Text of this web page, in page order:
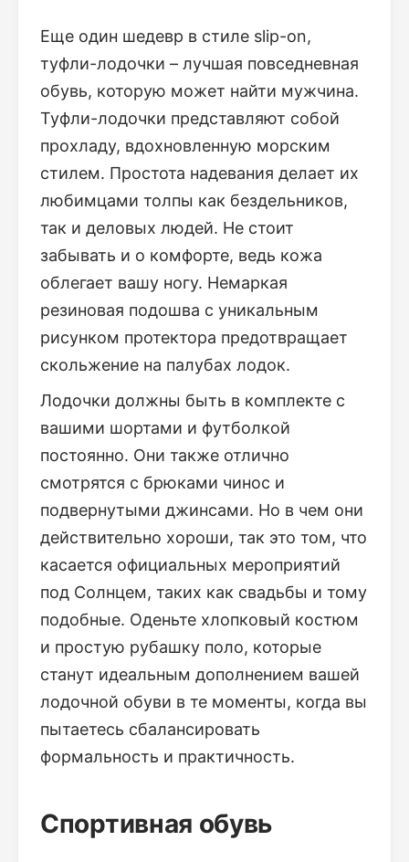
Еще один шедевр в стиле slip-on,
туфли-лодочки – лучшая повседневная
обувь, которую может найти мужчина.
Туфли-лодочки представляют собой
прохладу, вдохновленную морским
стилем. Простота надевания делает их
любимцами толпы как бездельников,
так и деловых людей. Не стоит
забывать и о комфорте, ведь кожа
облегает вашу ногу. Немаркая
резиновая подошва с уникальным
рисунком протектора предотвращает
скольжение на палубах лодок.
Лодочки должны быть в комплекте с
вашими шортами и футболкой
постоянно. Они также отлично
смотрятся с брюками чинос и
подвернутыми джинсами. Но в чем они
действительно хороши, так это том, что
касается официальных мероприятий
под Солнцем, таких как свадьбы и тому
подобные. Оденьте хлопковый костюм
и простую рубашку поло, которые
станут идеальным дополнением вашей
лодочной обуви в те моменты, когда вы
пытаетесь сбалансировать
формальность и практичность.
Спортивная обувь